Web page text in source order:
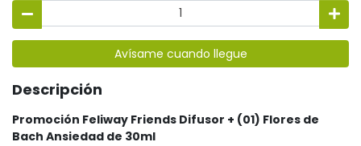
Avísame cuando llegue
Descripción
Promoción Feliway Friends Difusor + (01) Flores de
Bach Ansiedad de 30ml